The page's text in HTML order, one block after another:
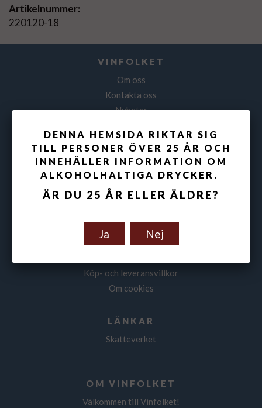
Artikelnummer:
220120-18
VINFOLKET
Om oss
Kontakta oss
Nyheter
GUIDER
Vin till mat
Druvsorter
Inspiration
Köp- och leveransvillkor
Om cookies
LÄNKAR
Skatteverket
OM VINFOLKET
Välkommen till Vinfolket!
DENNA HEMSIDA RIKTAR SIG
TILL PERSONER ÖVER 25 ÅR OCH
INNEHÅLLER INFORMATION OM
ALKOHOLHALTIGA DRYCKER.
ÄR DU 25 ÅR ELLER ÄLDRE?
Ja Nej